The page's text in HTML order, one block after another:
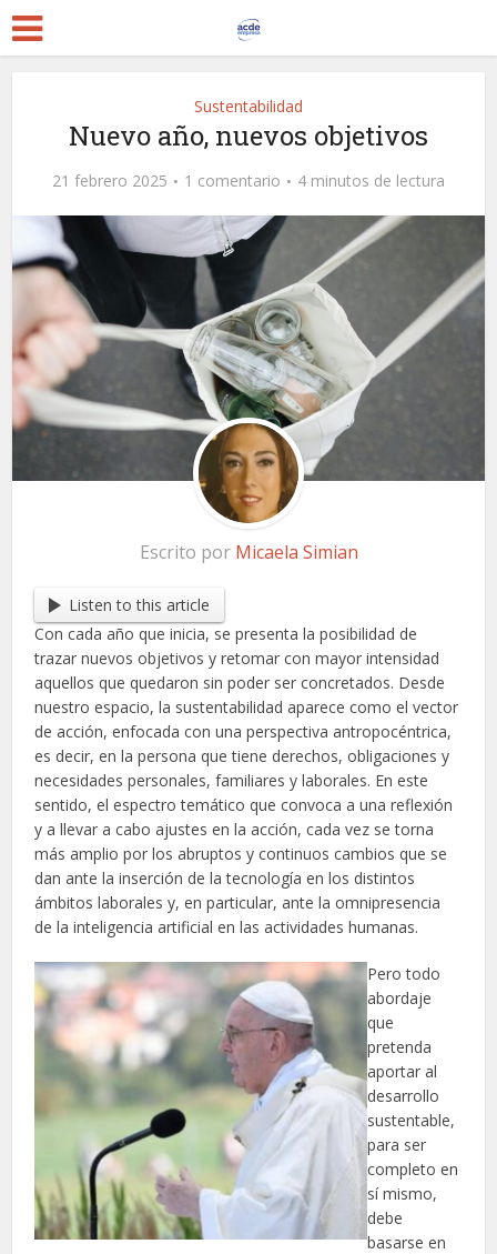
Sustentabilidad
Nuevo año, nuevos objetivos
21 febrero 2025 1 comentario 4 minutos de lectura
Escrito por Micaela Simian
Listen to this article
Con cada año que inicia, se presenta la posibilidad de
trazar nuevos objetivos y retomar con mayor intensidad
aquellos que quedaron sin poder ser concretados. Desde
nuestro espacio, la sustentabilidad aparece como el vector
de acción, enfocada con una perspectiva antropocéntrica,
es decir, en la persona que tiene derechos, obligaciones y
necesidades personales, familiares y laborales. En este
sentido, el espectro temático que convoca a una reflexión
y a llevar a cabo ajustes en la acción, cada vez se torna
más amplio por los abruptos y continuos cambios que se
dan ante la inserción de la tecnología en los distintos
ámbitos laborales y, en particular, ante la omnipresencia
de la inteligencia artificial en las actividades humanas.
Pero todo
abordaje
que
pretenda
aportar al
desarrollo
sustentable,
para ser
completo en
sí mismo,
debe
basarse en